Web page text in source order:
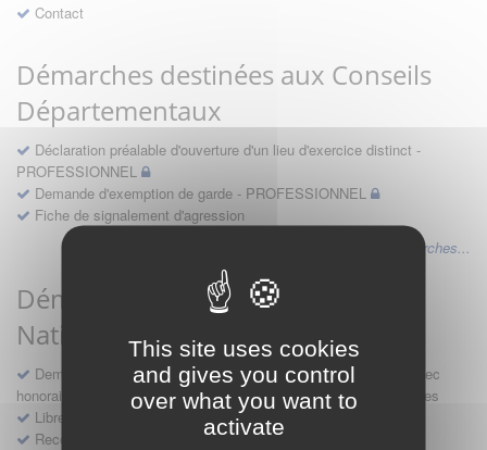
This site uses cookies
and gives you control
over what you want to
activate
Contact
Démarches destinées aux Conseils
Départementaux
Déclaration préalable d'ouverture d'un lieu d'exercice distinct -
PROFESSIONNEL
Demande d'exemption de garde - PROFESSIONNEL
Fiche de signalement d'agression
Voir les autres démarches...
Démarches destinées au Conseil
National
Demande d'avis en hospitalité, en études, des conventions avec
honoraires et des demandes diverses formulées par les entreprises
Libre prestation de services
Recours